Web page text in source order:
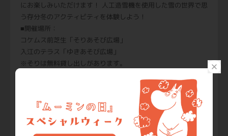
にお楽しみいただけます！ 人工造雪機を使用した雪の世界で思
う存分冬のアクティビティを体験しよう！
■開催場所：
コケムス前芝生「そりあそび広場」
入江のテラス「ゆきあそび広場」
※そりは無料貸し出しがあります。